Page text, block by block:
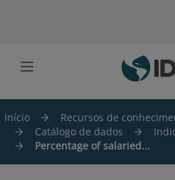
Início Recursos de
Catálogo de dados
Percentage of salaried...